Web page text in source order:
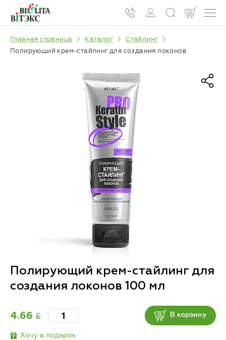
Главная страница Каталог
Стайлинг
Полирующий крем-стайлинг для создания локонов
Полирующий крем-стайлинг для
создания локонов 100 мл
4.66 BYN В корзину
Хочу в подарок